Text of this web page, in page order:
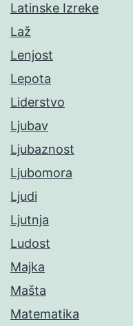
Latinske Izreke
Laž
Lenjost
Lepota
Liderstvo
Ljubav
Ljubaznost
Ljubomora
Ljudi
Ljutnja
Ludost
Majka
Mašta
Matematika